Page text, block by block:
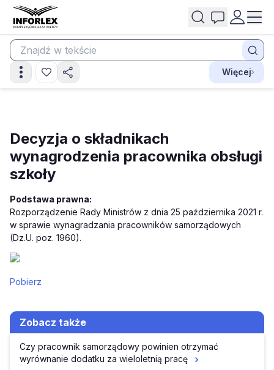
Więcej
Decyzja o składnikach
wynagrodzenia pracownika obsługi
szkoły
Podstawa prawna:
Rozporządzenie Rady Ministrów z dnia 25 października 2021 r.
w sprawie wynagradzania pracowników samorządowych
(Dz.U. poz. 1960).
Pobierz
Zobacz także
Czy pracownik samorządowy powinien otrzymać
wyrównanie dodatku za wieloletnią pracę